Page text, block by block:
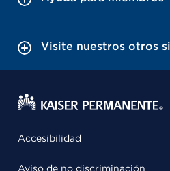
Visite nuestros otros
Accesibilidad
Aviso de no discriminación